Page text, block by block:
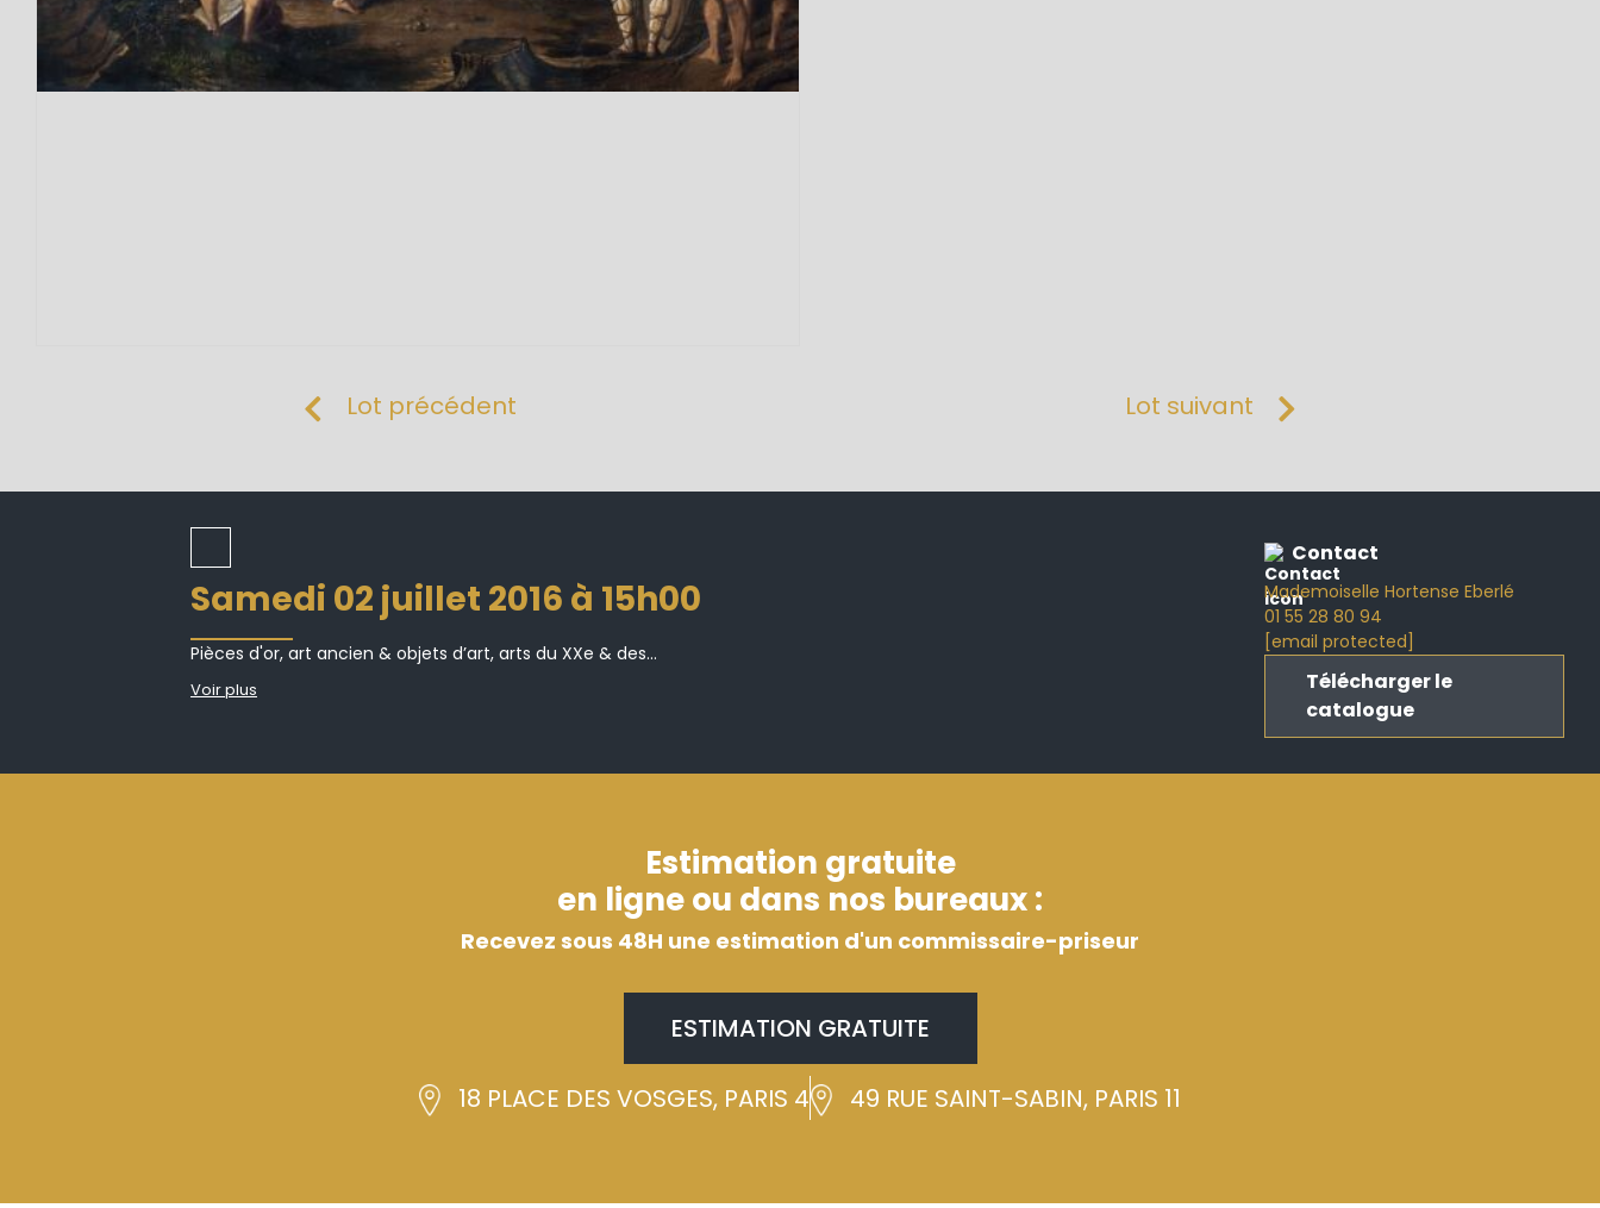
Lot précédent Lot suivant
samedi 02 juillet 2016 à 15h00
Pièces d'or, art ancien & objets d’art, arts du XXe & des...
Voir plus
Contact
Mademoiselle Hortense Eberlé
01 55 28 80 94
[email protected]
Télécharger le
catalogue
Estimation gratuite
en ligne ou dans nos bureaux :
Recevez sous 48H une estimation d'un commissaire-priseur
ESTIMATION GRATUITE
18 PLACE DES VOSGES, PARIS 4 49 RUE SAINT-SABIN, PARIS 11